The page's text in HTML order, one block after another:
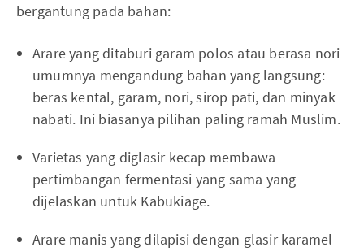
bergantung pada bahan:
Arare yang ditaburi garam polos atau berasa nori
umumnya mengandung bahan yang langsung:
beras kental, garam, nori, sirop pati, dan minyak
nabati. Ini biasanya pilihan paling ramah Muslim.
Varietas yang diglasir kecap membawa
pertimbangan fermentasi yang sama yang
dijelaskan untuk Kabukiage.
Arare manis yang dilapisi dengan glasir karamel